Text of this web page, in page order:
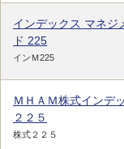
インデックス マネジ
ド 225
インＭ225
ＭＨＡＭ株式インデ
２２５
株式２２５